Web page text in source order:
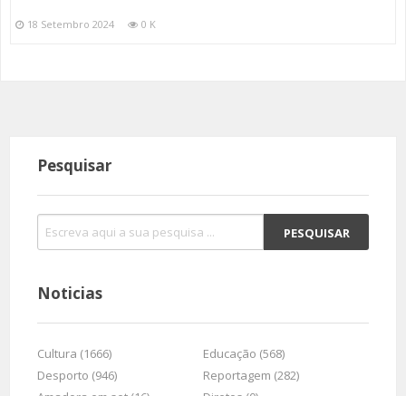
18 Setembro 2024 0 K
Pesquisar
Noticias
Cultura (1666)
Educação (568)
Desporto (946)
Reportagem (282)